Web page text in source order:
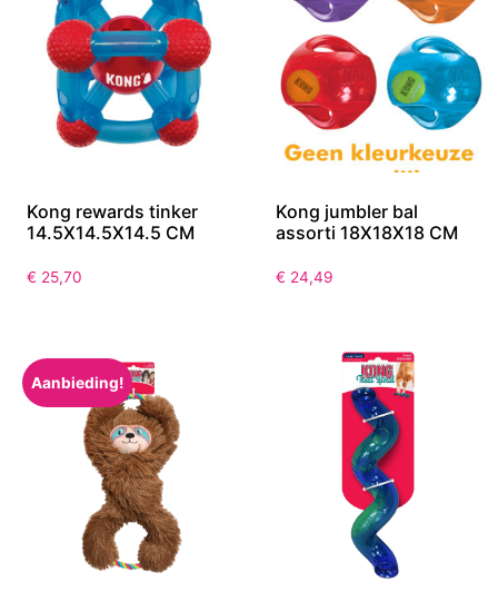
Kong rewards tinker
14.5X14.5X14.5 CM
€ 25,70
Kong jumbler bal
assorti 18X18X18 CM
€ 24,49
Aanbieding!